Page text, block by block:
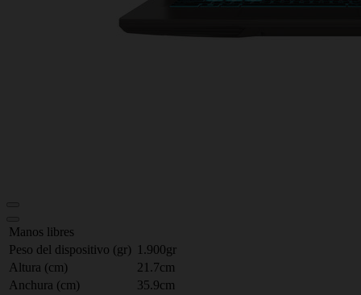
Manos libres
Peso del dispositivo (gr)
1.900gr
Altura (cm)
21.7cm
Anchura (cm)
35.9cm